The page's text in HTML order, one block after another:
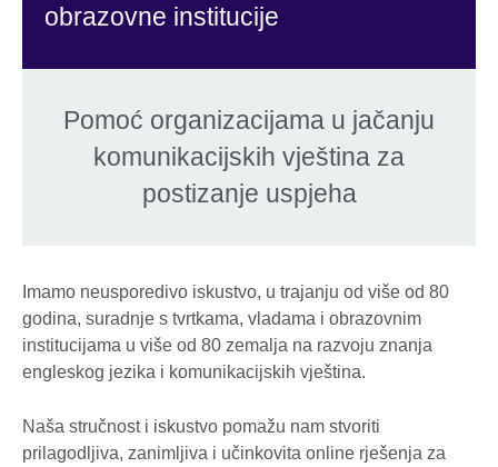
obrazovne institucije
Pomoć organizacijama u jačanju
komunikacijskih vještina za
postizanje uspjeha
Imamo neusporedivo iskustvo, u trajanju od više od 80
godina, suradnje s tvrtkama, vladama i obrazovnim
institucijama u više od 80 zemalja na razvoju znanja
engleskog jezika i komunikacijskih vještina.
Naša stručnost i iskustvo pomažu nam stvoriti
prilagodljiva, zanimljiva i učinkovita online rješenja za